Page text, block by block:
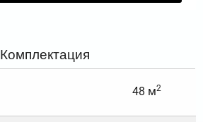
Комплектация
48 м2